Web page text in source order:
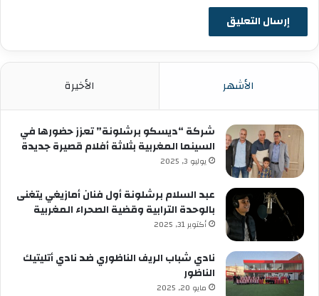
الأشهر الأخيرة
شركة “ديسكو برشلونة” تعزز حضورها في
السينما المغربية بثلاثة أفلام قصيرة جديدة
يوليو 3, 2025
عبد السلام برشلونة أول فنان أمازيغي يتغنى
بالوحدة الترابية وقضية الصحراء المغربية
أكتوبر 31, 2025
نادي شباب الريف الناظوري ضد نادي أتليتيك
الناظور
مايو 20, 2025